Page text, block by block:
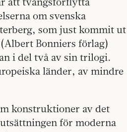
om svenska
som just kommit ut
Bonniers förlag)
i del två av sin trilogi.
länder, av mindre
konstruktioner av det
för moderna